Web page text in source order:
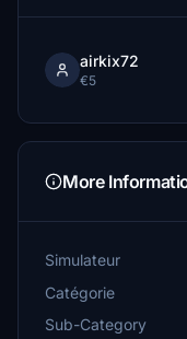
airkix72
€5
More
Simulateur
Catégorie
Sub-Category